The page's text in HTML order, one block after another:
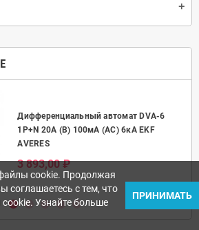
Дифференциальный автомат DVA-6
1P+N 20А (B) 100мА (AC) 6кА EKF
AVERES
3 893,00 ₽
cookie. Продолжая
соглашаетесь с тем, что
Узнайте больше
ПРИНИМАТЬ